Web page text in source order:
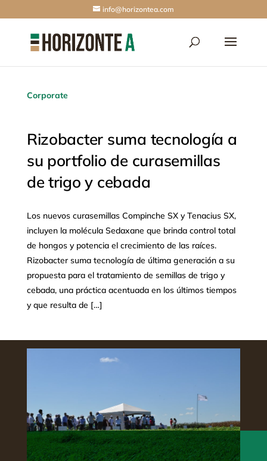
info@horizontea.com
Corporate
Rizobacter suma tecnología a
su portfolio de curasemillas
de trigo y cebada
Los nuevos curasemillas Compinche SX y Tenacius SX,
incluyen la molécula Sedaxane que brinda control total
de hongos y potencia el crecimiento de las raíces.
Rizobacter suma tecnología de última generación a su
propuesta para el tratamiento de semillas de trigo y
cebada, una práctica acentuada en los últimos tiempos
y que resulta de […]